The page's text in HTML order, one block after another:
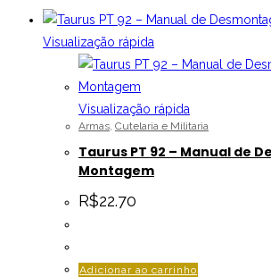
Visualização rápida
Visualização rápida
Armas, Cutelaria e Militaria
Taurus PT 92 – Manual de
Montagem
R$22.70
Adicionar ao carrinho